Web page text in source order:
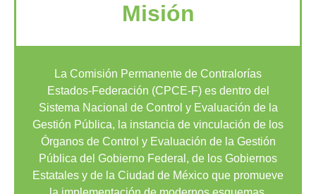
Misión
La Comisión Permanente de Contralorías
Estados-Federación (CPCE-F) es dentro del
Sistema Nacional de Control y Evaluación de la
Gestión Pública, la instancia de vinculación de los
Órganos de Control y Evaluación de la Gestión
Pública del Gobierno Federal, de los Gobiernos
Estatales y de la Ciudad de México que promueve